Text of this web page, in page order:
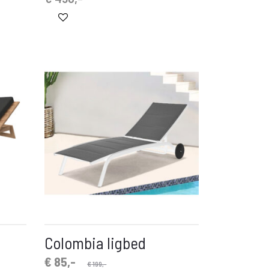
Colombia ligbed
€199,-
Oorspronkelijke
€ 85,-
Huidige